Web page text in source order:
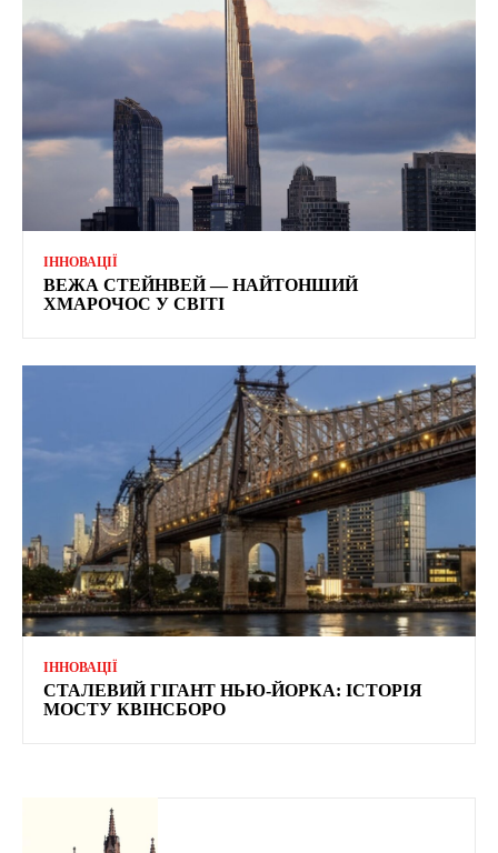
ІННОВАЦІЇ
ВЕЖА СТЕЙНВЕЙ — НАЙТОНШИЙ
ХМАРОЧОС У СВІТІ
ІННОВАЦІЇ
СТАЛЕВИЙ ГІГАНТ НЬЮ-ЙОРКА: ІСТОРІЯ
МОСТУ КВІНСБОРО